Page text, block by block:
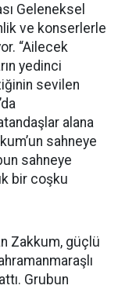
Geleneksel
ve konserlerle
“Ailecek
yedinci
sevilen
alana
sahneye
sahneye
bir coşku
Zakkum, güçlü
Grubun